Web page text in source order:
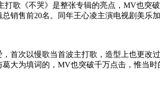
歌《不哭》是整张专辑的亮点，MV也突
销售前20名。同年王心凌主演电视剧美乐
首次以慢歌当首波主打歌，造型上也更改
大为填词的，MV也突破千万点击，惟当时